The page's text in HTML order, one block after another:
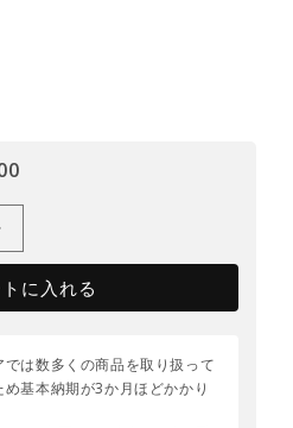
に入れる
は数多くの商品を取り扱って
基本納期が3か月ほどかかり